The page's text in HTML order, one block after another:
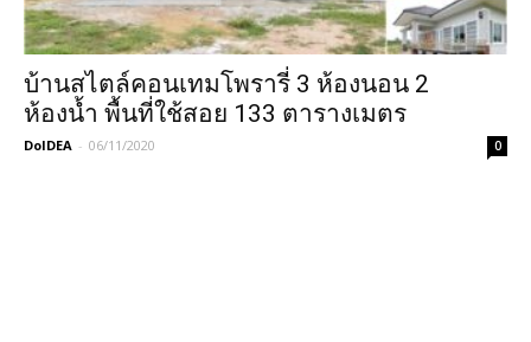
บ้านสไตล์คอนเทมโพรารี่ 3 ห้องนอน 2
ห้องน้ำ พื้นที่ใช้สอย 133 ตารางเมตร
DoIDEA - 06/11/2020 0